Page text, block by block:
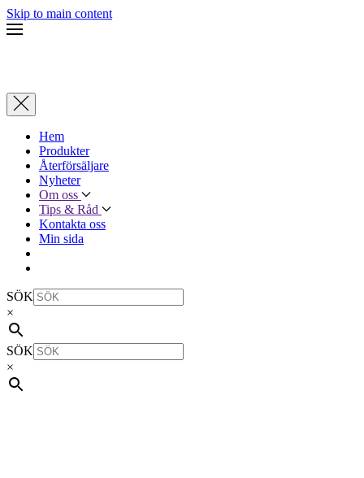
Skip to main content
Hem
Produkter
Återförsäljare
Nyheter
Om oss
Tips & Råd
Kontakta oss
Min sida
SÖK
×
SÖK
×